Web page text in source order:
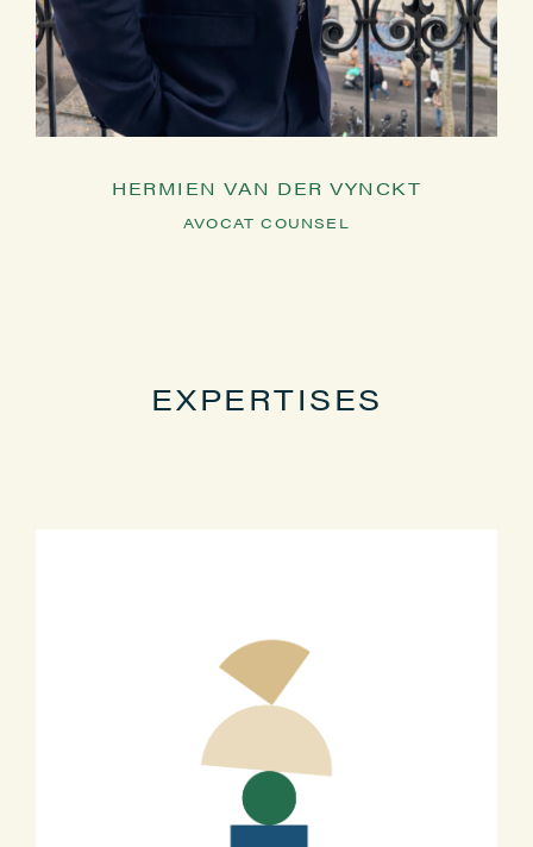
HERMIEN VAN DER VYNCKT
AVOCAT COUNSEL
EXPERTISES